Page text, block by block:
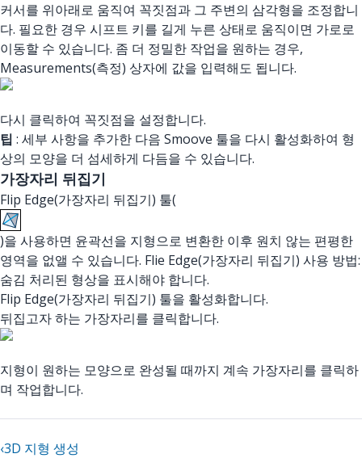
커서를 위아래로 움직여 꼭짓점과 그 주변의 삼각형을 조정합니
다. 필요한 경우 시프트 키를 길게 누른 상태로 움직이면 가로로
이동할 수 있습니다. 좀 더 정밀한 작업을 원하는 경우,
Measurements(측정) 상자에 값을 입력해도 됩니다.
다시 클릭하여 꼭짓점을 설정합니다.
팁 : 세부 사항을 추가한 다음 Smoove 툴을 다시 활성화하여 형
상의 모양을 더 섬세하게 다듬을 수 있습니다.
가장자리 뒤집기
Flip Edge(가장자리 뒤집기) 툴(
)을 사용하면 윤곽선을 지형으로 변환한 이후 원치 않는 편평한
영역을 없앨 수 있습니다. Flie Edge(가장자리 뒤집기) 사용 방법:
숨김 처리된 형상을 표시해야 합니다.
Flip Edge(가장자리 뒤집기) 툴을 활성화합니다.
뒤집고자 하는 가장자리를 클릭합니다.
지형이 원하는 모양으로 완성될 때까지 계속 가장자리를 클릭하
며 작업합니다.
‹3D 지형 생성